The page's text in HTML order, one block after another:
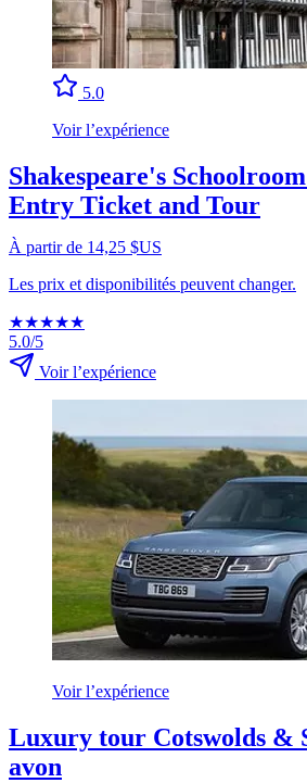
5.0
Voir l’expérience
Shakespeare's
Entry Ticket and Tour
À partir de 14,25 $US
Les prix et disponibilités peuvent changer.
★★★★★
5.0/5
Voir l’expérience
Voir l’expérience
Luxury tour Cotswolds &
avon